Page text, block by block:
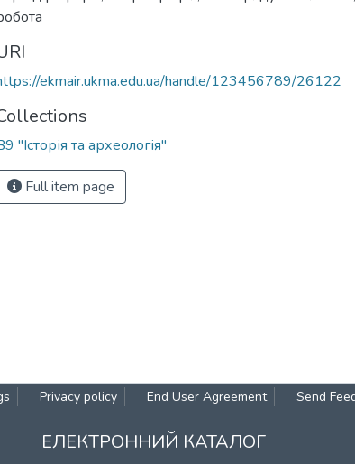
ekmair.ukma.edu.ua/handle/123456789/26122
"Історія та археологія"
Full item page
Privacy policy End User Agreement Send
ЕЛЕКТРОННИЙ КАТАЛОГ